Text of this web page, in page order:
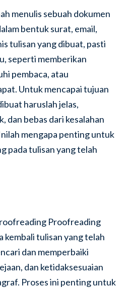
menulis sebuah dokumen
bentuk surat, email,
tulisan yang dibuat, pasti
seperti memberikan
pembaca, atau
Untuk mencapai tujuan
haruslah jelas,
dan bebas dari kesalahan
mengapa penting untuk
pada tulisan yang telah
Proofreading
kembali tulisan yang telah
dan memperbaiki
dan ketidaksesuaian
Proses ini penting untuk